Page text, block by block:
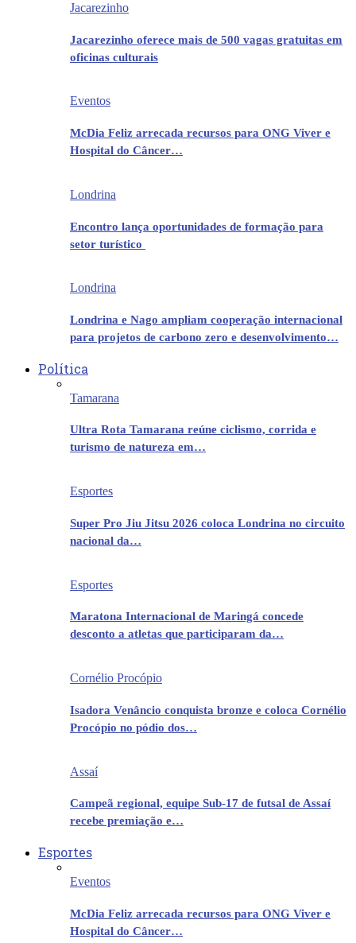
Jacarezinho
Jacarezinho oferece mais de 500 vagas gratuitas em
oficinas culturais
Eventos
McDia Feliz arrecada recursos para ONG Viver e
Hospital do Câncer…
Londrina
Encontro lança oportunidades de formação para
setor turístico
Londrina
Londrina e Nago ampliam cooperação internacional
para projetos de carbono zero e desenvolvimento…
Política
Tamarana
Ultra Rota Tamarana reúne ciclismo, corrida e
turismo de natureza em…
Esportes
Super Pro Jiu Jitsu 2026 coloca Londrina no circuito
nacional da…
Esportes
Maratona Internacional de Maringá concede
desconto a atletas que participaram da…
Cornélio Procópio
Isadora Venâncio conquista bronze e coloca Cornélio
Procópio no pódio dos…
Assaí
Campeã regional, equipe Sub-17 de futsal de Assaí
recebe premiação e…
Esportes
Eventos
McDia Feliz arrecada recursos para ONG Viver e
Hospital do Câncer…